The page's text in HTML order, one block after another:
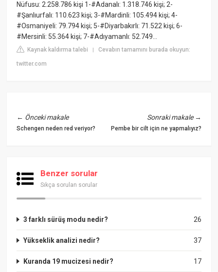
Nüfusu: 2.258.786 kişi 1-#Adanalı: 1.318.746 kişi; 2-
#Şanlıurfalı: 110.623 kişi; 3-#Mardinli: 105.494 kişi; 4-
#Osmaniyeli: 79.794 kişi; 5-#Diyarbakırlı: 71.522 kişi; 6-
#Mersinli: 55.364 kişi; 7-#Adıyamanlı: 52.749…
Kaynak kaldırma talebi |Cevabın tamamını burada okuyun:
twitter.com
← Önceki makale
Schengen neden red veriyor?
Sonraki makale→
Pembe bir cilt için ne yapmalıyız?
Benzer sorular
Sıkça sorulan sorular
26
3 farklı sürüş modu nedir?
37
Yükseklik analizi nedir?
17
Kuranda 19 mucizesi nedir?